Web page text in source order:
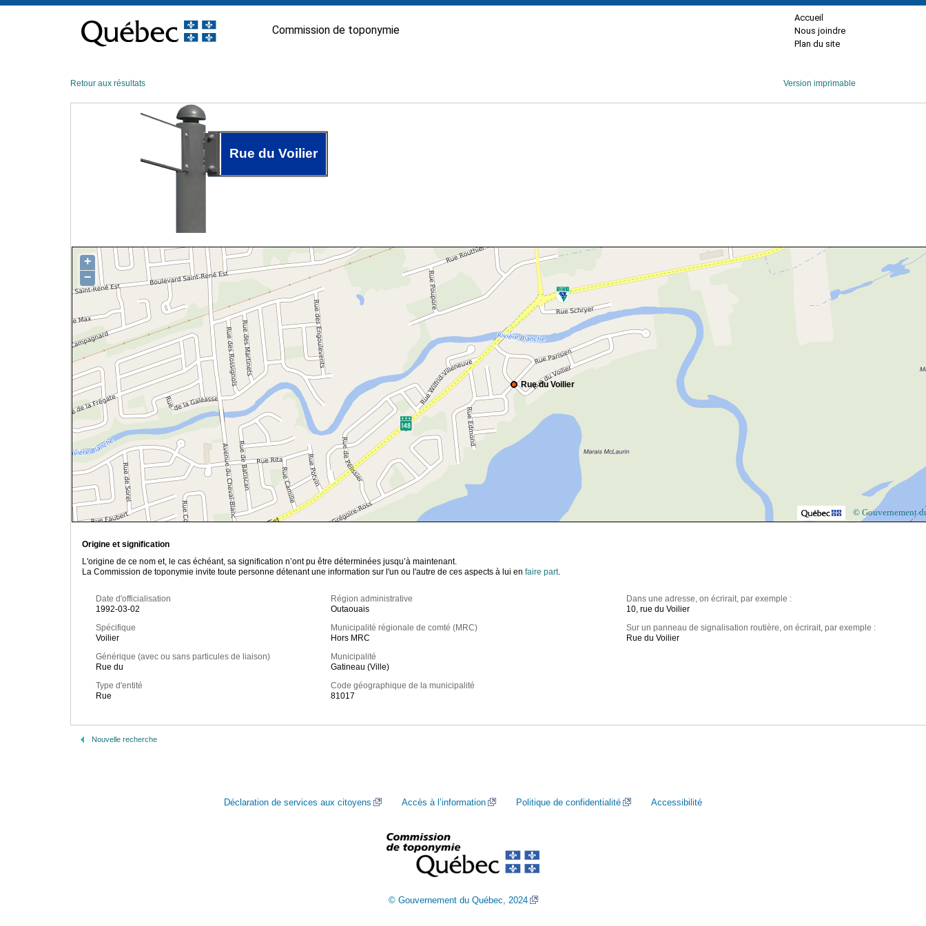
contenu
Commission de toponymie
Accueil
Nous joindre
Plan du site
Retour aux résultats Version imprimable
Rue du Voilier
Rue du Voilier
+
−
© Gouvernement
Origine et signification
L'origine de ce nom et, le cas échéant, sa signification n’ont pu être déterminées jusqu’à maintenant.
La Commission de toponymie invite toute personne détenant une information sur l'un ou l'autre de ces aspects à lui en faire part.
Date d'officialisation
1992-03-02
Spécifique
Voilier
Générique (avec ou sans particules de liaison)
Rue du
Type d'entité
Rue
Région administrative
Outaouais
Municipalité régionale de comté (MRC)
Hors MRC
Municipalité
Gatineau (Ville)
Code géographique de la municipalité
81017
Dans une adresse, on écrirait, par exemple :
10, rue du Voilier
Sur un panneau de signalisation routière, on écrirait, par exemple :
Rue du Voilier
Nouvelle recherche
Déclaration de services aux citoyens Accès à l’information Politique de confidentialité Accessibilité
© Gouvernement du Québec, 2024